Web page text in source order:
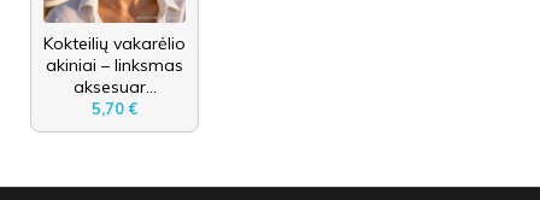
Kokteilių vakarėlio
akiniai – linksmas
aksesuar...
5,70 €